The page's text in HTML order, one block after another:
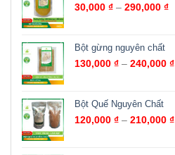
30,000 ₫ – 290,000 ₫
Bột gừng nguyên chất
130,000 ₫ – 240,000 ₫
Bột Quế Nguyên Chất
120,000 ₫ – 210,000 ₫